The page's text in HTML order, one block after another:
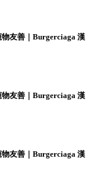
物友善｜Burgerciaga 漢
物友善｜Burgerciaga 漢
物友善｜Burgerciaga 漢